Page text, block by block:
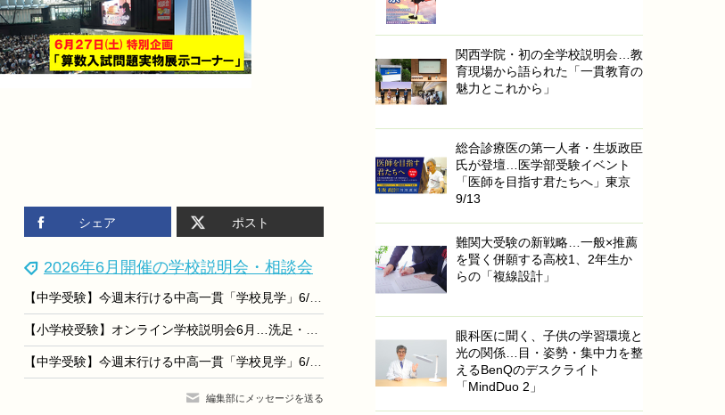
シェア ポスト
2026年6月開催の学校説明会・相談会
【中学受験】今週末行ける中高一貫「学校見学」6/27-28…フェリス・東洋英和など10校
【小学校受験】オンライン学校説明会6月…洗足・開智ら10校
【中学受験】今週末行ける中高一貫「学校見学」6/20-21…明大明治など10校
編集部にメッセージを送る
関西学院・初の全学校説明会…教
育現場から語られた「一貫教育の
魅力とこれから」
総合診療医の第一人者・生坂政臣
氏が登壇…医学部受験イベント
「医師を目指す君たちへ」東京
9/13
難関大受験の新戦略…一般×推薦
を賢く併願する高校1、2年生か
らの「複線設計」
眼科医に聞く、子供の学習環境と
光の関係…目・姿勢・集中力を整
えるBenQのデスクライト
「MindDuo 2」